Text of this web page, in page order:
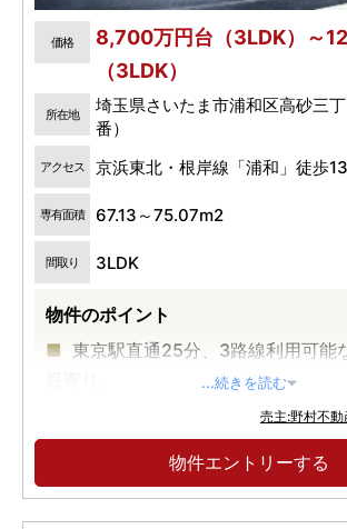
価格
8,700万円台（3LDK）～
（3LDK）
所在地
埼玉県さいたま市浦和区高砂三
番）
アクセス 京浜東北・根岸線「浦和」徒歩
専有面積 67.13～75.07m2
間取り 3LDK
物件のポイント
東京駅直通25分、3路線利用可能
埼玉県庁など、官公庁が集積す
ア。
全戸3LDK、南西角地×南向き中
...続きを読む
売主:野村不
物件エントリーする